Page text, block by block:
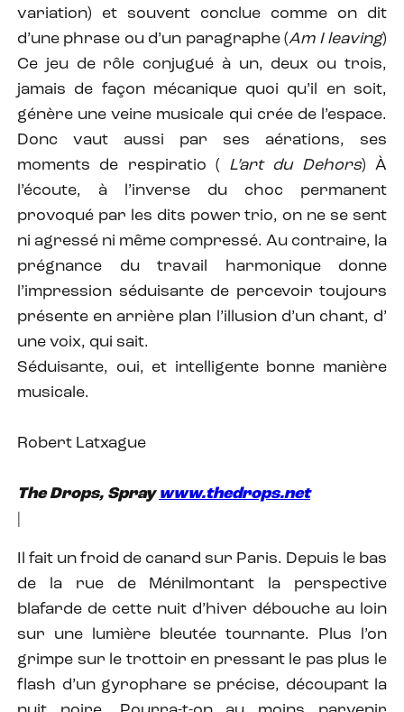
variation) et souvent conclue comme on dit
d’une phrase ou d’un paragraphe (Am I leaving)
Ce jeu de rôle conjugué à un, deux ou trois,
jamais de façon mécanique quoi qu’il en soit,
génère une veine musicale qui crée de l’espace.
Donc vaut aussi par ses aérations, ses
moments de respiratio ( L’art du Dehors) À
l’écoute, à l’inverse du choc permanent
provoqué par les dits power trio, on ne se sent
ni agressé ni même compressé. Au contraire, la
prégnance du travail harmonique donne
l’impression séduisante de percevoir toujours
présente en arrière plan l’illusion d’un chant, d’
une voix, qui sait.
Séduisante, oui, et intelligente bonne manière
musicale.
Robert Latxague
The Drops, Spray www.thedrops.net
Il fait un froid de canard sur Paris. Depuis le bas
de la rue de Ménilmontant la perspective
blafarde de cette nuit d’hiver débouche au loin
sur une lumière bleutée tournante. Plus l’on
grimpe sur le trottoir en pressant le pas plus le
flash d’un gyrophare se précise, découpant la